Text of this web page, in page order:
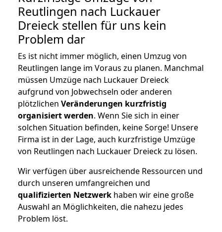
Reutlingen nach Luckauer
Dreieck stellen für uns kein
Problem dar
Es ist nicht immer möglich, einen Umzug von
Reutlingen lange im Voraus zu planen. Manchmal
müssen Umzüge nach Luckauer Dreieck
aufgrund von Jobwechseln oder anderen
plötzlichen Veränderungen kurzfristig
organisiert werden. Wenn Sie sich in einer
solchen Situation befinden, keine Sorge! Unsere
Firma ist in der Lage, auch kurzfristige Umzüge
von Reutlingen nach Luckauer Dreieck zu lösen.
Wir verfügen über ausreichende Ressourcen und
durch unseren umfangreichen und
qualifizierten Netzwerk haben wir eine große
Auswahl an Möglichkeiten, die nahezu jedes
Problem löst.